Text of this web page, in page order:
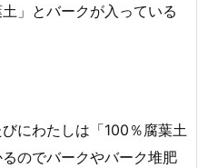
」とバークが入っている
にわたしは「100％腐葉土
のでバークやバーク堆肥